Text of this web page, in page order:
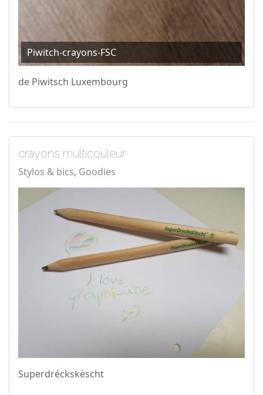
Piwitch-crayons-FSC
de Piwitsch Luxembourg
crayons multicouleur
Stylos & bics Goodies
Superdréckskëscht